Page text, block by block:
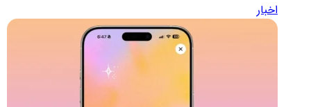
اخبار